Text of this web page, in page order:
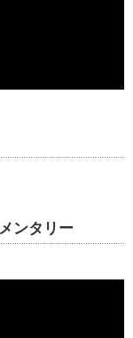
ンタリー